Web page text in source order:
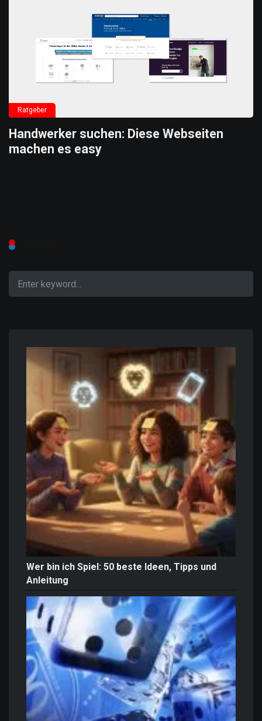
Ratgeber
Handwerker suchen: Diese Webseiten
machen es easy
Wer bin ich Spiel: 50 beste Ideen, Tipps und
Anleitung